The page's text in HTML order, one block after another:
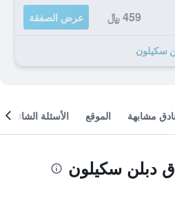
459 ﷼ عرض الصفقة
مشابهة الموقع الأسئلة الشائعة
دبلن سكيلون